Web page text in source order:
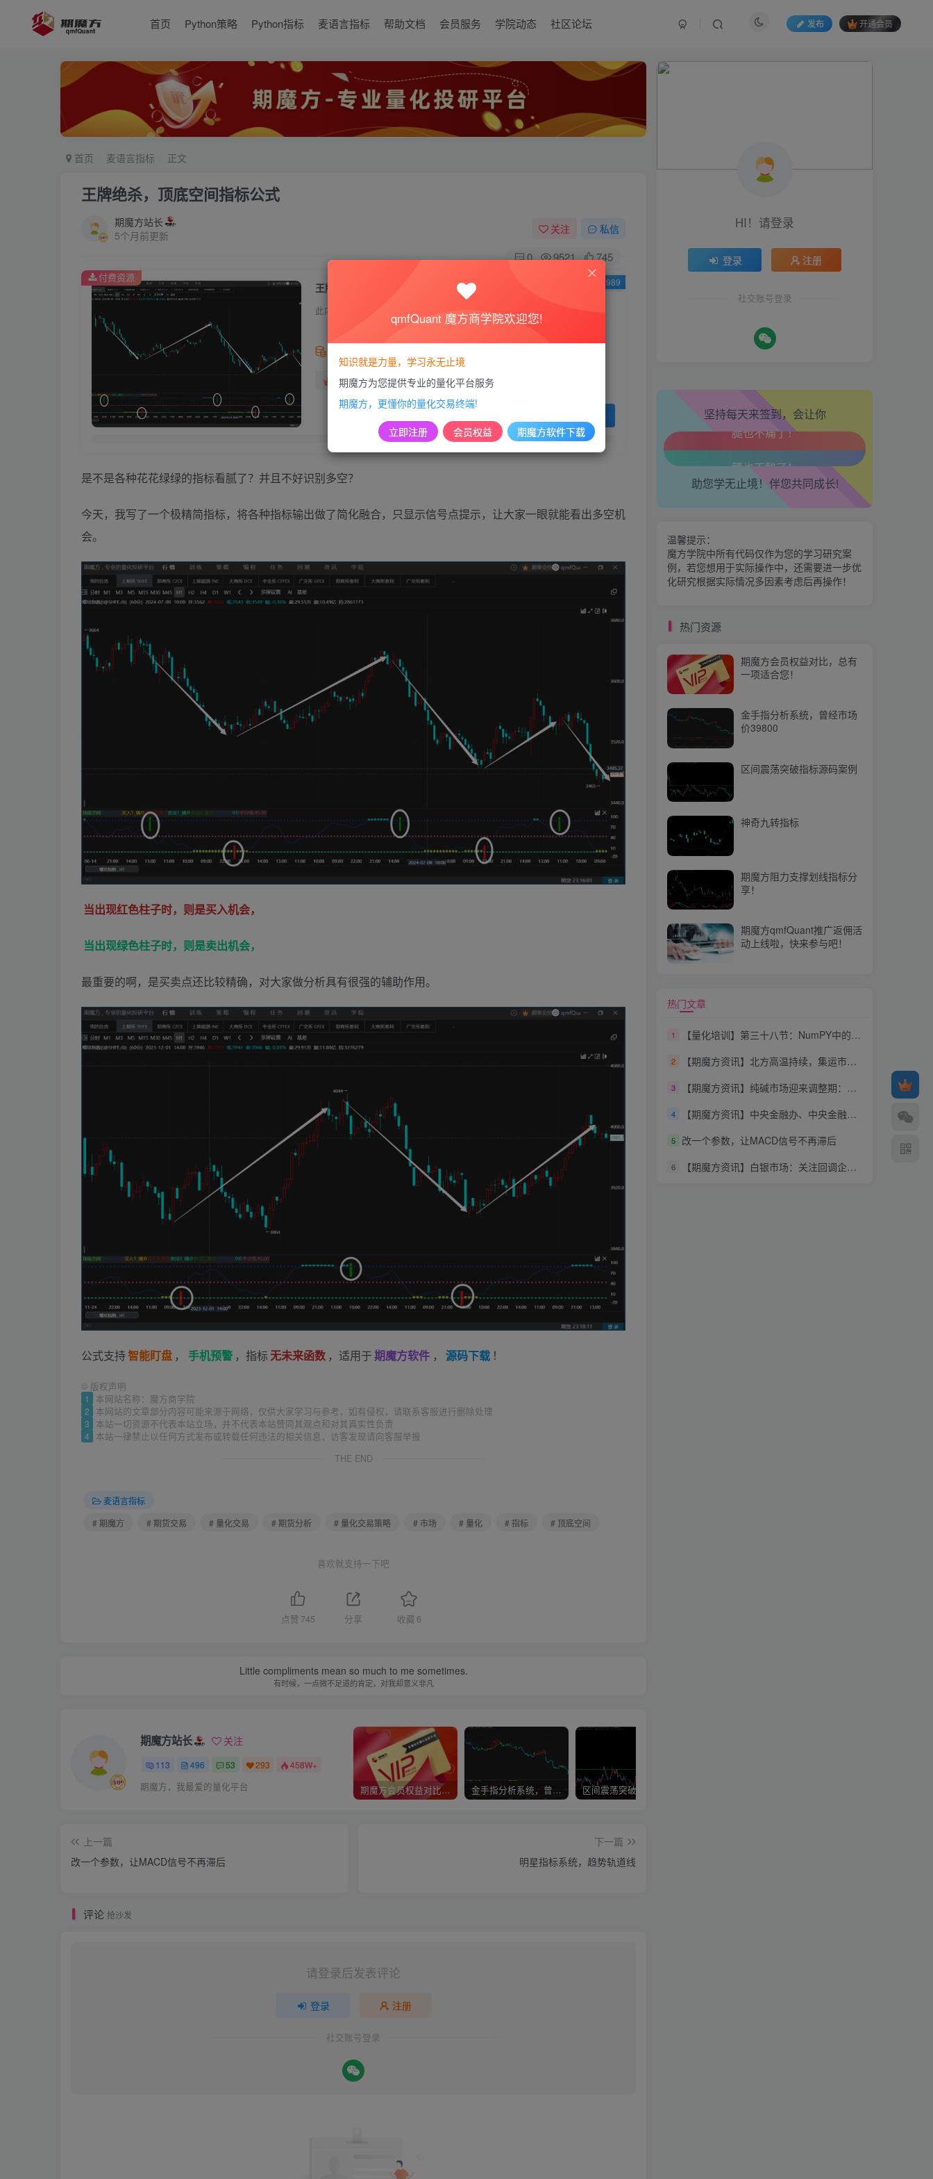
首页 Python策略 Python指标 麦语言指标 帮助文档 会员服务 学院动态 社区论坛 发布 开通会员
首页 麦语言指标 正文
王牌绝杀，顶底空间指标公式
期魔方站长
5个月前更新
关注 私信
0 9521 745
王牌绝杀，顶底空间指标公式
此内容为付费资源，请付费后查看
99
黄金会员免费 超级会员免费
付费资源 已售 3989
是不是各种花花绿绿的指标看腻了？并且不好识别多空？
今天，我写了一个极精简指标，将各种指标输出做了简化融合，只显示信号点提示，让大家一眼就能看出多空机
会。
当出现红色柱子时，则是买入机会，
当出现绿色柱子时，则是卖出机会，
最重要的啊，是买卖点还比较精确，对大家做分析具有很强的辅助作用。
公式支持智能盯盘 ， 手机预警 ，指标无未来函数 ，适用于期魔方软件 ， 源码下载 ！
© 版权声明
1 本网站名称：魔方商学院
2 本网站的文章部分内容可能来源于网络，仅供大家学习与参考，如有侵权，请联系客服进行删除处理
3 本站一切资源不代表本站立场，并不代表本站赞同其观点和对其真实性负责
4
本站一律禁止以任何方式发布或转载任何违法的相关信息，访客发现请向客服举报
THE END
麦语言指标
# 期魔方
# 期货交易 # 量化交易 # 期货分析 # 量化交易策略 # 市场 # 量化 # 指标 # 顶底空间
喜欢就支持一下吧
点赞 745 分享 收藏 6
Little compliments mean so much to me sometimes.
有时候，一点微不足道的肯定，对我却意义非凡
期魔方站长 关注
113 496 53 293 458W+
期魔方，我最爱的量化平台 期魔方会员权益对比，总有一项适合您！ 金手指分析系统，曾经市场价39800
上一篇
改一个参数，让MACD信号不再滞后
下一篇
明星指标系统，趋势轨道线
评论 抢沙发
请登录后发表评论
登录 注册
社交账号登录
HI！请登录
登录 注册
社交账号登录
期魔方会员权益对比，总有
一项适合您！
金手指分析系统，曾经市场
价39800
神奇九转指标
热门文章
1 【量化培训】第三十八节：NumPY中的IO （输入与输出）
2 【期魔方资讯】北方高温持续，集运市场热度不减，远月合约补涨明显
3 【期魔方资讯】纯碱市场迎来调整期：夏季检修与供需博弈
4 【期魔方资讯】中央金融办、中央金融工委：坚持稳中求进工作总基调
改一个参数，让MACD信号不再滞后
6 【期魔方资讯】白银市场：关注回调企稳的做多机会
HI！请登录
登录 注册
社交账号登录
坚持每天来签到，会让你
生活也美好了！
走路也有劲了！
腿也不痛了！
腰也不酸了！
助您学无止境！伴您共同成长!
温馨提示：
魔方学院中所有代码仅作为您的学习研究案
例，若您想用于实际操作中，还需要进一步优
化研究根据实际情况多因素考虑后再操作！
热门资源
期魔方会员权益对比，总有
一项适合您！
金手指分析系统，曾经市场
价39800
区间震荡突破指标源码案例
神奇九转指标
期魔方阻力支撑划线指标分
享！
期魔方qmfQuant推广返佣活
动上线啦，快来参与吧！
热门文章
1 【量化培训】第三十八节：NumPY中的IO （输入与输出）
2 【期魔方资讯】北方高温持续，集运市场热度不减，远月合约补涨明显
3 【期魔方资讯】纯碱市场迎来调整期：夏季检修与供需博弈
4 【期魔方资讯】中央金融办、中央金融工委：坚持稳中求进工作总基调
5 改一个参数，让MACD信号不再滞后
6 【期魔方资讯】白银市场：关注回调企稳的做多机会
qmfQuant 魔方商学院欢迎您!
知识就是力量，学习永无止境
期魔方为您提供专业的量化平台服务
期魔方，更懂你的量化交易终端!
立即注册 会员权益 期魔方软件下载